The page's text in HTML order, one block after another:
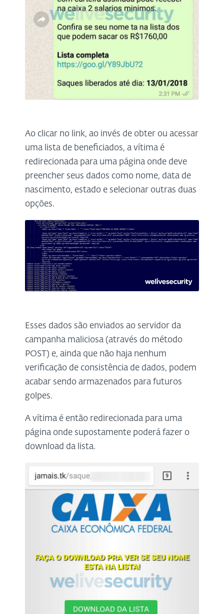
Ao clicar no link, ao invés de obter ou acessar
uma lista de beneficiados, a vítima é
redirecionada para uma página onde deve
preencher seus dados como nome, data de
nascimento, estado e selecionar outras duas
opções.
Esses dados são enviados ao servidor da
campanha maliciosa (através do método
POST) e, ainda que não haja nenhum
verificação de consistência de dados, podem
acabar sendo armazenados para futuros
golpes.
A vítima é então redirecionada para uma
página onde supostamente poderá fazer o
download da lista.